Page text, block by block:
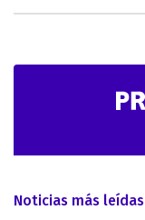
Noticias más leídas